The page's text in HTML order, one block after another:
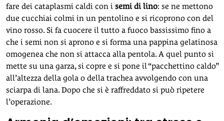
fare dei cataplasmi caldi con i semi di lino: se ne mettono
due cucchiai colmi in un pentolino e si ricoprono con del
vino rosso. Si fa cuocere il tutto a fuoco bassissimo fino a
che i semi non si aprono e si forma una pappina gelatinosa
omogenea che non si attacca alla pentola. A quel punto si
mette su una garza, si copre e si pone il “pacchettino caldo”
all’altezza della gola o della trachea avvolgendo con una
sciarpa di lana. Dopo che si è raffreddato si può ripetere
l’operazione.